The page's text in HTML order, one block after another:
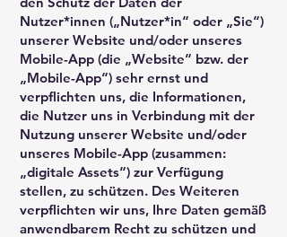
Nutzer*innen („Nutzer*in“ oder „Sie“)
unserer Website und/oder unseres
Mobile-App (die „Website“ bzw. der
„Mobile-App“) sehr ernst und
verpflichten uns, die Informationen,
die Nutzer uns in Verbindung mit der
Nutzung unserer Website und/oder
unseres Mobile-App (zusammen:
„digitale Assets“) zur Verfügung
stellen, zu schützen. Des Weiteren
verpflichten wir uns, Ihre Daten gemäß
anwendbarem Recht zu schützen und